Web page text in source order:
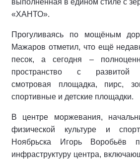
выполненная в едином стиле с
«ХАНТО».
Прогуливаясь по мощёным
Мажаров отметил, что ещё
песок, а сегодня –
пространство с развитой
смотровая площадка, пирс,
спортивные и детские площадки.
В центре моржевания,
физической культуре и
Ноябрьска Игорь Воробьёв
инфраструктуру центра,